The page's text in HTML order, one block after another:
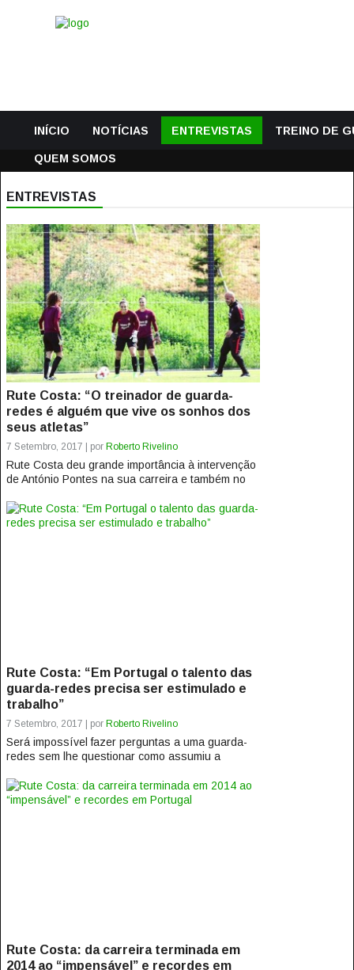
INÍCIO NOTÍCIAS ENTREVISTAS TREINO DE
QUEM SOMOS
ENTREVISTAS
Rute Costa: “O treinador de guarda-
redes é alguém que vive os sonhos dos
seus atletas”
7 Setembro, 2017 | por Roberto Rivelino
Rute Costa deu grande importância à intervenção
de António Pontes na sua carreira e também no
Rute Costa: “Em Portugal o talento das
guarda-redes precisa ser estimulado e
trabalho”
7 Setembro, 2017 | por Roberto Rivelino
Será impossível fazer perguntas a uma guarda-
redes sem lhe questionar como assumiu a
Rute Costa: da carreira terminada em
2014 ao “impensável” e recordes em